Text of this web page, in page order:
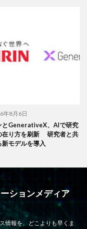
年8月6日
とGenerativeX、AIで研究
在り方を刷新 研究者と共
新モデルを導入
ションメディア
情報を、どこよりも早くま